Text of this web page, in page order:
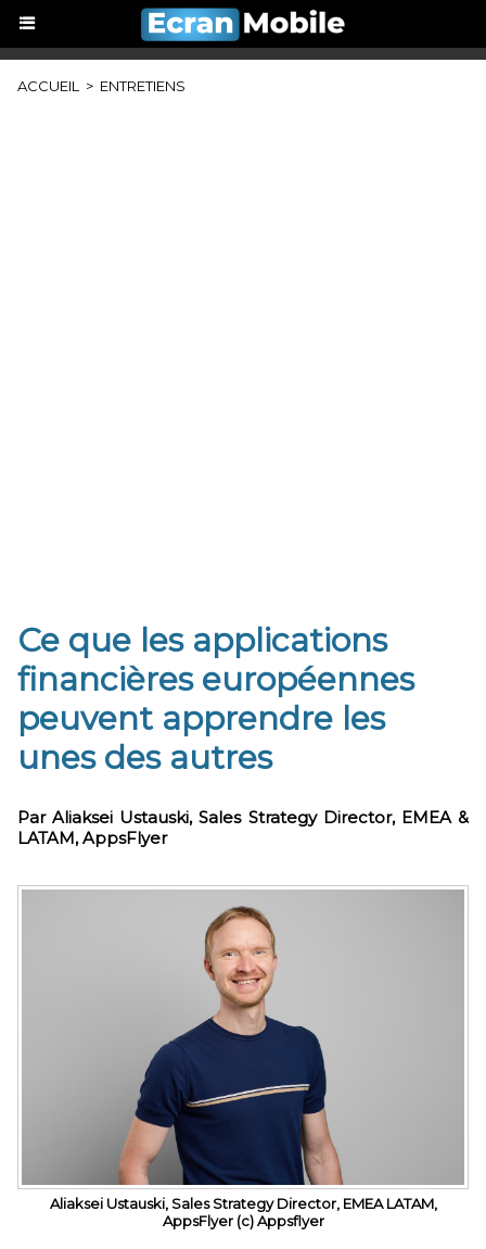
ACCUEIL > ENTRETIENS
​Ce que les applications
financières européennes
peuvent apprendre les
unes des autres
Par Aliaksei Ustauski, Sales Strategy Director, EMEA &
LATAM, AppsFlyer
Aliaksei Ustauski, Sales Strategy Director, EMEA LATAM,
AppsFlyer (c) Appsflyer